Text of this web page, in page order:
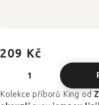
209 Kč
Kolekce příborů King od